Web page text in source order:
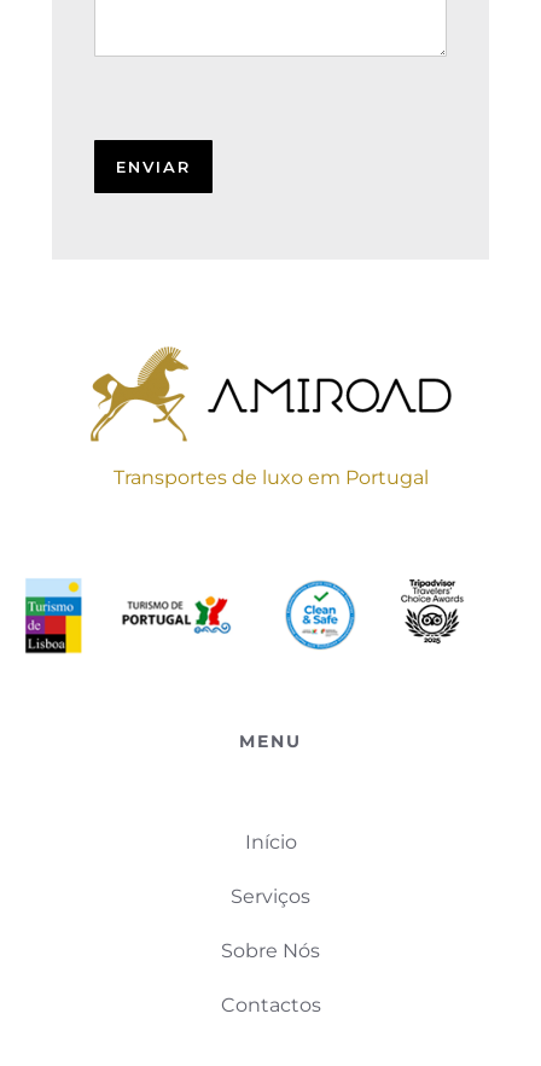
Transportes de luxo em Portugal
MENU
Início
Serviços
Sobre Nós
Contactos